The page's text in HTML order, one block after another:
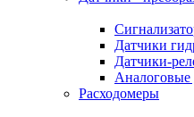
Датчики
Датчики-
Аналоговые
Расходомеры